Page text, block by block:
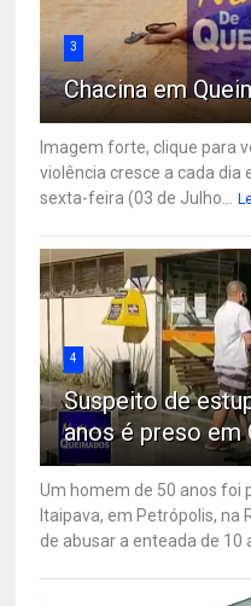
3
Chacina em
Imagem forte, clique para
violência cresce a cada dia
sexta-feira (03 de Julho...
4
Suspeito de
anos é preso em
Um homem de 50 anos foi
Itaipava, em Petrópolis, na
de abusar a enteada de 10